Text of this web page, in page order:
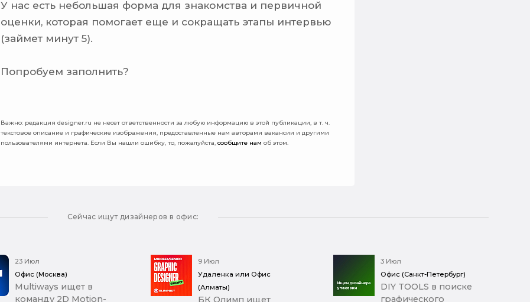
У нас есть небольшая форма для знакомства и первичной
оценки, которая помогает еще и сокращать этапы интервью
(займет минут 5).
Попробуем заполнить?
Важно: pедакция designer.ru не несет ответственности за любую информацию в этой публикации, в т. ч.
текстовое описание и графические изображения, предоставленные нам авторами вакансии и другими
пользователями интернета. Если Вы нашли ошибку, то, пожалуйста, сообщите нам об этом.
Сейчас ищут дизайнеров в офис:
23 Июл
Офис (Москва)
Multiways ищет в
команду 2D Motion-
9 Июл
Удаленка или Офис
(Алматы)
БК Олимп ищет
3 Июл
Офис (Санкт-Петербург)
DIY TOOLS в поиске
графического